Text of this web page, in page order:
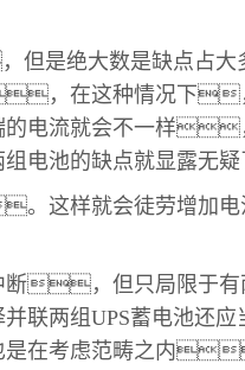
是绝大数是缺点占大
，在这种情况下
流就会不一样
电池的缺点就显露无
这样就会徒劳增加
，但只局限于有
两组UPS蓄电池还
在考虑范畴之内